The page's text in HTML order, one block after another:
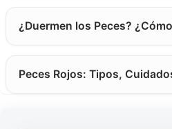
¿Duermen los Peces?
Peces Rojos: Tipos,